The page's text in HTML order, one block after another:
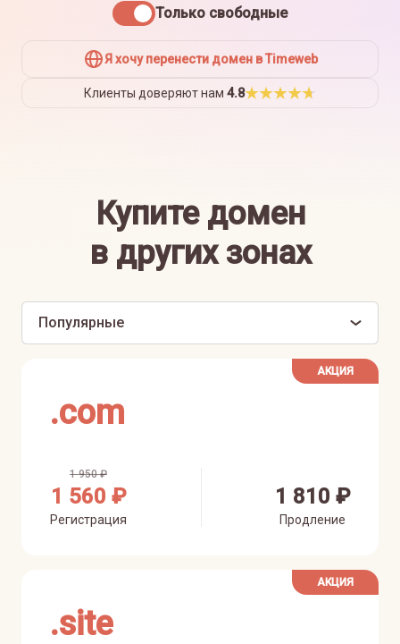
Только свободные
Я хочу перенести домен в Timeweb
Клиенты доверяют нам 4.8
Купите домен
в других зонах
Популярные
АКЦИЯ
.com
1 950 ₽
1 560 ₽
Регистрация
1 810 ₽
Продление
АКЦИЯ
.site